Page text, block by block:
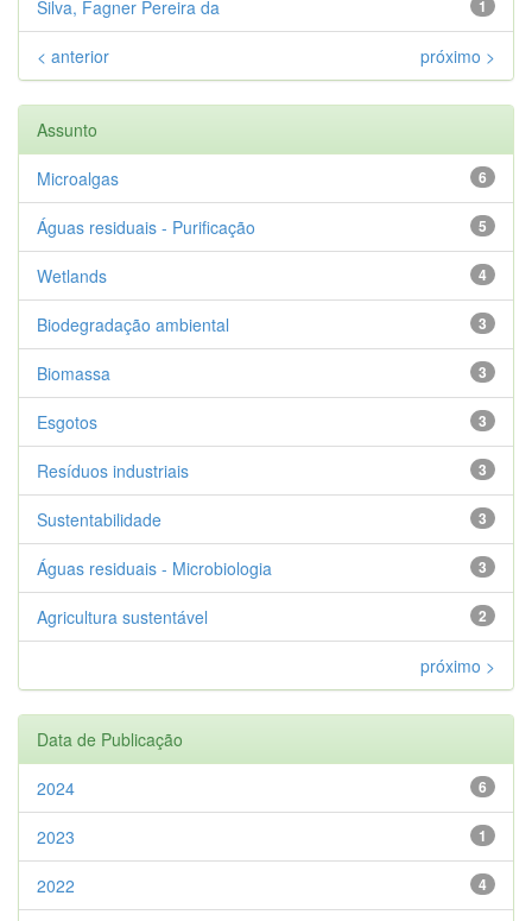
1
Silva, Fagner Pereira da
< anterior próximo >
Assunto
6
Microalgas
5
Águas residuais - Purificação
4
Wetlands
3
Biodegradação ambiental
3
Biomassa
3
Esgotos
3
Resíduos industriais
3
Sustentabilidade
3
Águas residuais - Microbiologia
2
Agricultura sustentável
próximo >
Data de Publicação
6
2024
1
2023
4
2022